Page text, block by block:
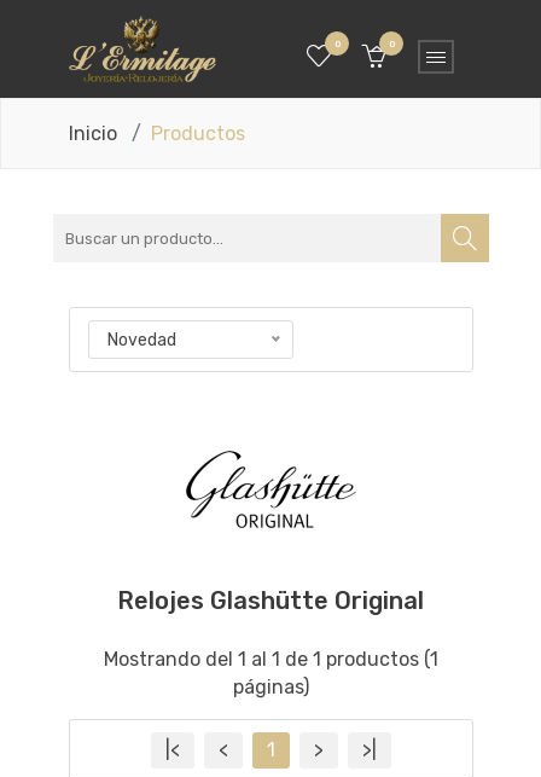
0 0
Inicio Productos
Novedad
Relojes Glashütte Original
Mostrando del 1 al 1 de 1 productos (1
páginas)
|< < 1 > >|